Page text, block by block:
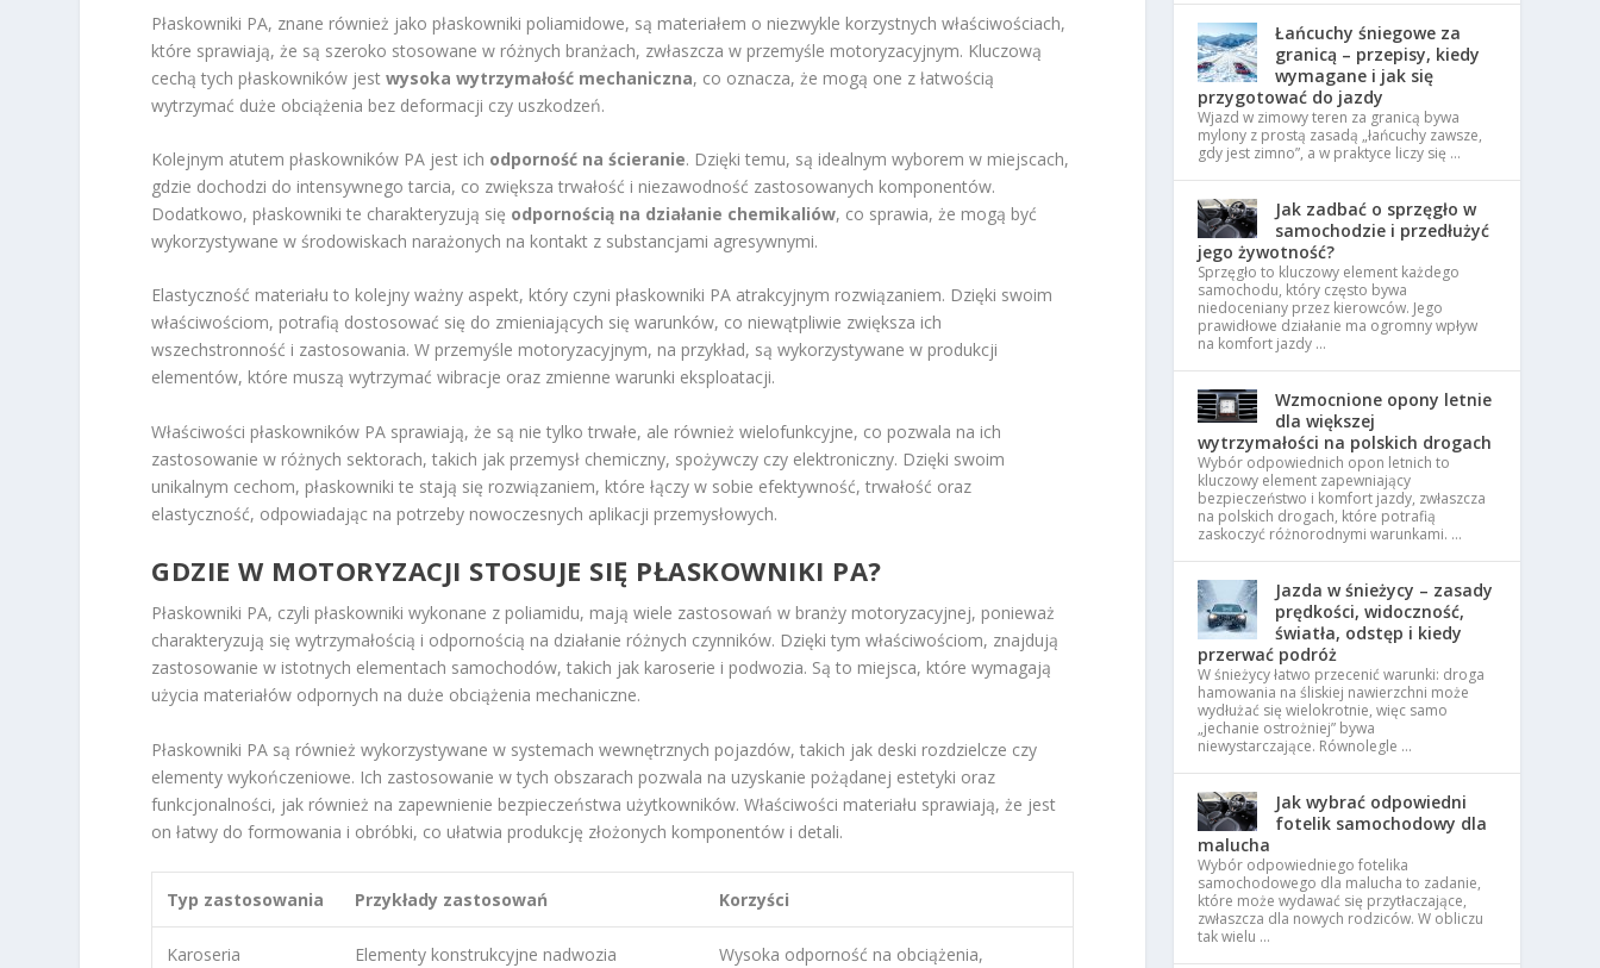
Płaskowniki PA, znane również jako płaskowniki poliamidowe, są materiałem o niezwykle korzystnych właściwościach,
które sprawiają, że są szeroko stosowane w różnych branżach, zwłaszcza w przemyśle motoryzacyjnym. Kluczową
cechą tych płaskowników jestwysoka wytrzymałość mechaniczna, co oznacza, że mogą one z łatwością
wytrzymać duże obciążenia bez deformacji czy uszkodzeń.
Kolejnym atutem płaskowników PA jest ich odporność na ścieranie. Dzięki temu, są idealnym wyborem w miejscach,
gdzie dochodzi do intensywnego tarcia, co zwiększa trwałość i niezawodność zastosowanych komponentów.
Dodatkowo, płaskowniki te charakteryzują się odpornością na działanie chemikaliów, co sprawia, że mogą być
wykorzystywane w środowiskach narażonych na kontakt z substancjami agresywnymi.
Elastyczność materiału to kolejny ważny aspekt, który czyni płaskowniki PA atrakcyjnym rozwiązaniem. Dzięki swoim
właściwościom, potrafią dostosować się do zmieniających się warunków, co niewątpliwie zwiększa ich
wszechstronność i zastosowania. W przemyśle motoryzacyjnym, na przykład, są wykorzystywane w produkcji
elementów, które muszą wytrzymać wibracje oraz zmienne warunki eksploatacji.
Właściwości płaskowników PA sprawiają, że są nie tylko trwałe, ale również wielofunkcyjne, co pozwala na ich
zastosowanie w różnych sektorach, takich jak przemysł chemiczny, spożywczy czy elektroniczny. Dzięki swoim
unikalnym cechom, płaskowniki te stają się rozwiązaniem, które łączy w sobie efektywność, trwałość oraz
elastyczność, odpowiadając na potrzeby nowoczesnych aplikacji przemysłowych.
GDZIE W MOTORYZACJI STOSUJE SIĘ PŁASKOWNIKI PA?
Płaskowniki PA, czyli płaskowniki wykonane z poliamidu, mają wiele zastosowań w branży motoryzacyjnej, ponieważ
charakteryzują się wytrzymałością i odpornością na działanie różnych czynników. Dzięki tym właściwościom, znajdują
zastosowanie w istotnych elementach samochodów, takich jak karoserie i podwozia. Są to miejsca, które wymagają
użycia materiałów odpornych na duże obciążenia mechaniczne.
Płaskowniki PA są również wykorzystywane w systemach wewnętrznych pojazdów, takich jak deski rozdzielcze czy
elementy wykończeniowe. Ich zastosowanie w tych obszarach pozwala na uzyskanie pożądanej estetyki oraz
funkcjonalności, jak również na zapewnienie bezpieczeństwa użytkowników. Właściwości materiału sprawiają, że jest
on łatwy do formowania i obróbki, co ułatwia produkcję złożonych komponentów i detali.
Typ zastosowania Przykłady zastosowań Korzyści
Karoseria Elementy konstrukcyjne nadwozia
Wysoka odporność na obciążenia,
Łańcuchy śniegowe za
granicą – przepisy, kiedy
wymagane i jak się
przygotować do jazdy
Wjazd w zimowy teren za granicą bywa
mylony z prostą zasadą „łańcuchy zawsze,
gdy jest zimno”, a w praktyce liczy się …
Jak zadbać o sprzęgło w
samochodzie i przedłużyć
jego żywotność?
Sprzęgło to kluczowy element każdego
samochodu, który często bywa
niedoceniany przez kierowców. Jego
prawidłowe działanie ma ogromny wpływ
na komfort jazdy …
Wzmocnione opony letnie
dla większej
wytrzymałości na polskich drogach
Wybór odpowiednich opon letnich to
kluczowy element zapewniający
bezpieczeństwo i komfort jazdy, zwłaszcza
na polskich drogach, które potrafią
zaskoczyć różnorodnymi warunkami. …
Jazda w śnieżycy – zasady
prędkości, widoczność,
światła, odstęp i kiedy
przerwać podróż
W śnieżycy łatwo przecenić warunki: droga
hamowania na śliskiej nawierzchni może
wydłużać się wielokrotnie, więc samo
„jechanie ostrożniej” bywa
niewystarczające. Równolegle …
Jak wybrać odpowiedni
fotelik samochodowy dla
malucha
Wybór odpowiedniego fotelika
samochodowego dla malucha to zadanie,
które może wydawać się przytłaczające,
zwłaszcza dla nowych rodziców. W obliczu
tak wielu …